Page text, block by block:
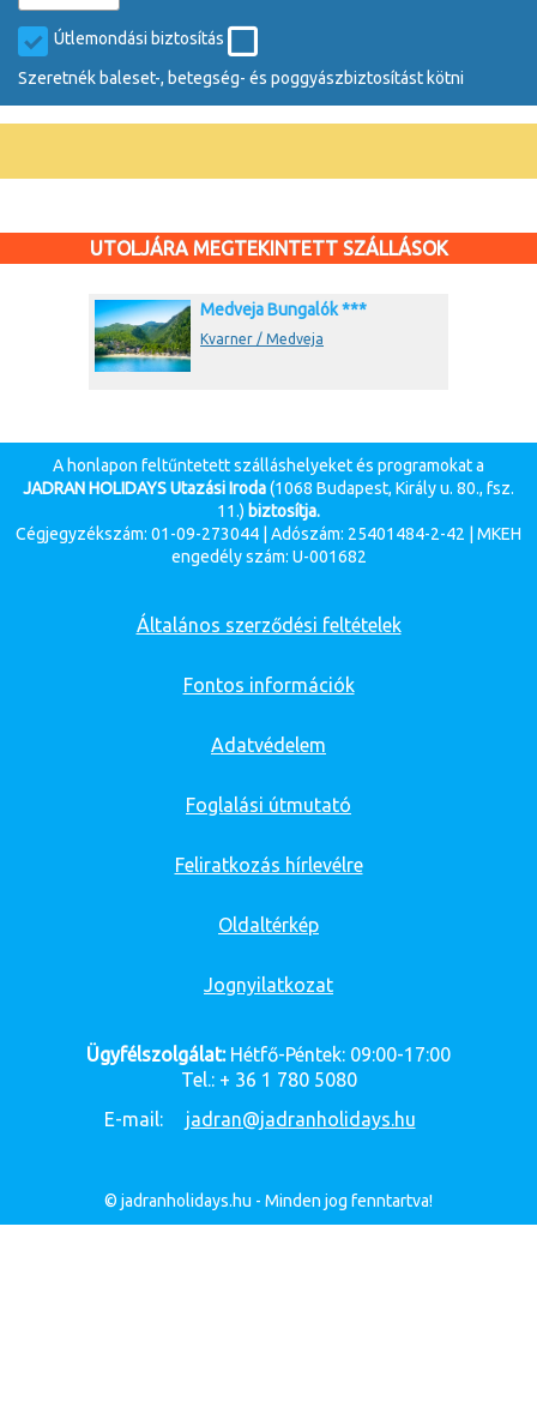
Útlemondási biztosítás
Szeretnék baleset-, betegség- és poggyászbiztosítást kötni
UTOLJÁRA MEGTEKINTETT SZÁLLÁSOK
Medveja Bungalók ***
Kvarner / Medveja
A honlapon feltűntetett szálláshelyeket és programokat a
JADRAN HOLIDAYS Utazási Iroda(1068 Budapest, Király u. 80., fsz.
11.) biztosítja.
Cégjegyzékszám: 01-09-273044 | Adószám: 25401484-2-42 | MKEH
engedély szám: U-001682
Általános szerződési feltételek
Fontos információk
Adatvédelem
Foglalási útmutató
Feliratkozás hírlevélre
Oldaltérkép
Jognyilatkozat
Ügyfélszolgálat:Hétfő-Péntek: 09:00-17:00
Tel.: + 36 1 780 5080
E-mail:
jadran@jadranholidays.hu
© jadranholidays.hu - Minden jog fenntartva!